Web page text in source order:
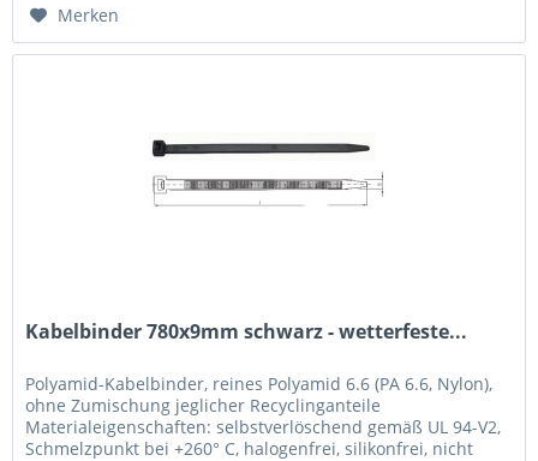
Merken
Kabelbinder 780x9mm schwarz - wetterfeste...
Polyamid-Kabelbinder, reines Polyamid 6.6 (PA 6.6, Nylon),
ohne Zumischung jeglicher Recyclinganteile
Materialeigenschaften: selbstverlöschend gemäß UL 94-V2,
Schmelzpunkt bei +260° C, halogenfrei, silikonfrei, nicht